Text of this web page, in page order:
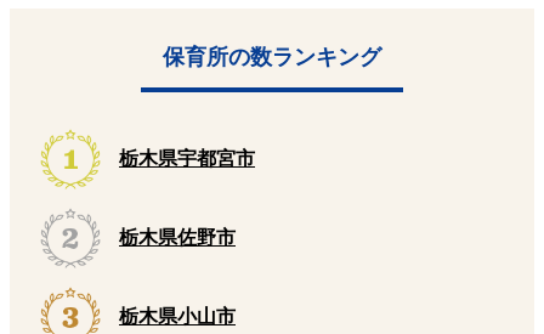
保育所の数ランキング
栃木県宇都宮市
栃木県佐野市
栃木県小山市